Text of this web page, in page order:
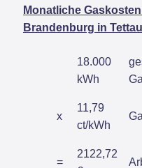
Monatliche
Brandenburg in
18.000
kWh
x
11,79
ct/kWh
=
2122,72